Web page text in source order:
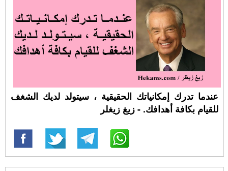
عندما تدرك إمكانياتك الحقيقية ، سيتولد لديك الشغف
للقيام بكافة أهدافك. - زيغ زيغلر